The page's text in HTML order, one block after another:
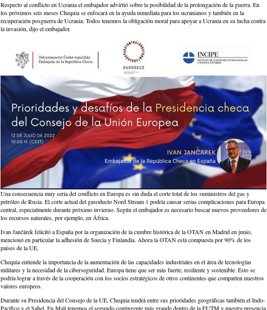
Respecto al conflicto en Ucrania el embajador advirtió sobre la posibilidad de la prolongación de la guerra. En
los próximos seis meses Chequia se enfocará en la ayuda inmediata para los ucranianos y también en la
recuperación posguerra de Ucrania. Todos tenemos la obligación moral para apoyar a Ucrania en su lucha contra
la invasión, dijo el embajador.
Una consecuencia muy seria del conflicto en Europa es sin duda el corte total de los suministros del gas y
petróleo de Rusia. El corte actual del gasoducto Nord Stream 1 podría causar serias complicaciones para Europa
central, especialmente durante próximo invierno. Según el embajador es necesario buscar nuevos proveedores de
los recursos naturales, por ejemplo, en África.
Ivan Jančárek felicitó a España por la organización de la cumbre histórica de la OTAN en Madrid en junio,
mencionó en particular la adhesión de Suecia y Finlandia. Ahora la OTAN está compuesta por 90% de los
países de la UE.
Chequia entiende la importancia de la aumentación de las capacidades industriales en el área de tecnologías
militares y la necesidad de la ciberseguridad. Europa tiene que ser más fuerte, resiliente y sostenible. Esto se
podría lograr a través de la cooperación con los socios estratégicos de otros continentes que comparten nuestros
valores europeos.
Durante su Presidencia del Consejo de la UE, Chequia tendrá entre sus prioridades geográficas también el Indo-
Pacífico y el Sahel. En Mali tenemos el segundo contingente más grande dentro de la EUTM y nuestra presencia